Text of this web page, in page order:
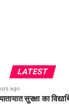
LATEST
ago
सुरक्षा का